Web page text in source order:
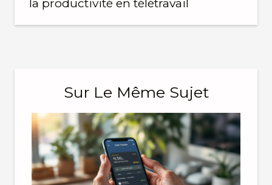
la productivité en télétravail
Sur Le Même Sujet